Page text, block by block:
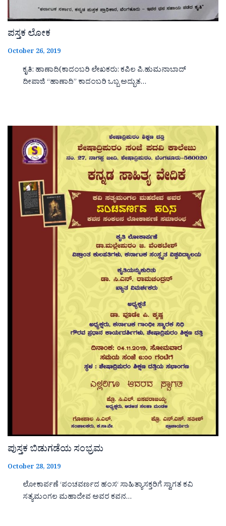
ಪಸ್ತಕ ಲೋಕ
October 26, 2019
ಕೃತಿ: ಹಾಣಾದಿ(ಕಾದಂಬರಿ ಲೇಖಕರು: ಕಪಿಲ ಪಿ.ಹುಮನಾಬಾದ್
ದೀಪಾಜಿ “ಹಾಣಾದಿ‌‌‌‌” ಕಾದಂಬರಿ ಒಬ್ಬ ಅದ್ಭುತ…
ಪುಸ್ತಕ ಬಿಡುಗಡೆಯ ಸಂಭ್ರಮ
October 28, 2019
ಲೋಕಾರ್ಪಣೆ ‘ಪಂಚವರ್ಣದ ಹಂಸ‘ ಸಾಹಿತ್ಯಾಸಕ್ತರಿಗೆ ಸ್ವಾಗತ ಕವಿ
ಸತ್ಯಮಂಗಲ ಮಹಾದೇವ ಅವರ ಕವನ…